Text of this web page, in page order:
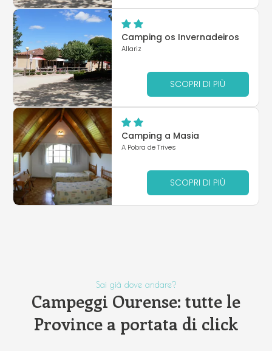
Camping os Invernadeiros
Allariz
SCOPRI DI PIÙ
Camping a Masia
A Pobra de Trives
SCOPRI DI PIÙ
Sai già dove andare?
Campeggi Ourense: tutte le
Province a portata di click